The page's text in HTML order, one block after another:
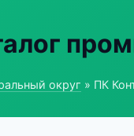
округ » ПК